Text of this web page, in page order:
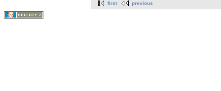
first previous